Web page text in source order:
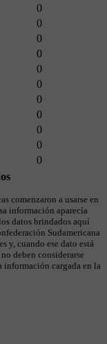
0
0
0
0
0
0
0
0
0
0
0
comenzaron a usarse en
información aparecía
datos brindados aquí
Sudamericana
y, cuando ese dato está
deben considerarse
cargada en la